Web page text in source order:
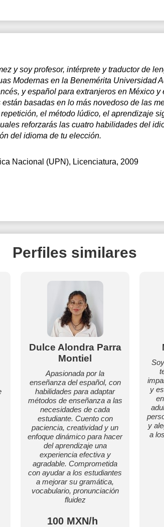
y soy profesor, intérprete y traductor de
Modernas en la Benemérita Universidad
y español para extranjeros en México
basadas en lo más novedoso de las
el método lúdico, el aprendizaje
reforzarás las cuatro habilidades del
del idioma de tu elección.
Nacional (UPN), Licenciatura, 2009
Perfiles similares
Dulce Alondra Parra
Montiel
Apasionada por la
enseñanza del español, con
habilidades para adaptar
métodos de enseñanza a las
necesidades de cada
estudiante. Cuento con
paciencia, creatividad y un
enfoque dinámico para hacer
del aprendizaje una
experiencia efectiva y
agradable. Comprometida
con ayudar a los estudiantes
a mejorar su gramática,
vocabulario, pronunciación
fluidez
100 MXN/h
y
y
a